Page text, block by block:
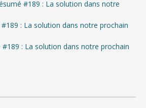
#189 : La solution dans notre
#189 : La solution dans notre prochain
#189 : La solution dans notre prochain